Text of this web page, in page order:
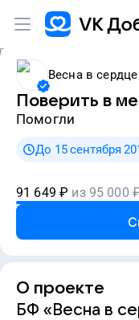
Весна в сердце
Поверить в
Помогли
До 15 сентября
91 649 ₽ из 95 000
О проекте
БФ «Весна в